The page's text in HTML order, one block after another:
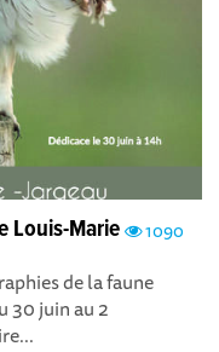
1090
Louis-Marie
de la faune
30 juin au 2